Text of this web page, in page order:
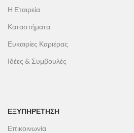
Η Εταιρεία
Καταστήματα
Ευκαιρίες Καριέρας
Ιδέες & Συμβουλές
ΕΞΥΠΗΡΕΤΗΣΗ
Επικοινωνία